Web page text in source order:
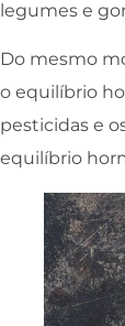
legumes e
Do mesmo
o equilíbrio
pesticidas e
equilíbrio